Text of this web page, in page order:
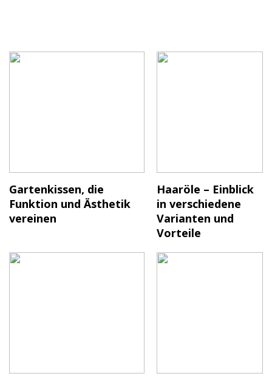
Gartenkissen, die
Funktion und Ästhetik
vereinen
Haaröle – Einblick
in verschiedene
Varianten und
Vorteile